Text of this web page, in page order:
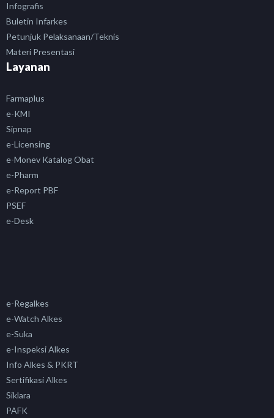
Infografis
Buletin Infarkes
Petunjuk Pelaksanaan/Teknis
Materi Presentasi
Layanan
Farmaplus
e-KMI
Sipnap
e-Licensing
e-Monev Katalog Obat
e-Pharm
e-Report PBF
PSEF
e-Desk
e-Regalkes
e-Watch Alkes
e-Suka
e-Inspeksi Alkes
Info Alkes & PKRT
Sertifikasi Alkes
Siklara
PAFK